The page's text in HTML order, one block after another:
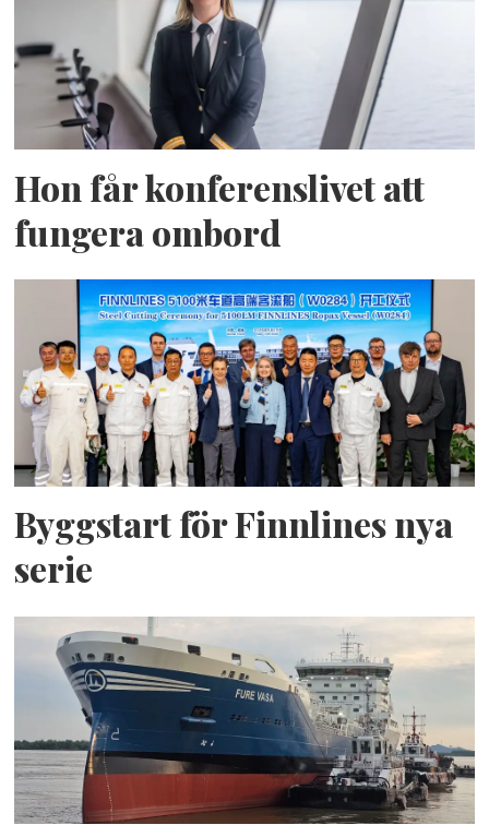
Hon får konferenslivet att
fungera ombord
Byggstart för Finnlines nya
serie